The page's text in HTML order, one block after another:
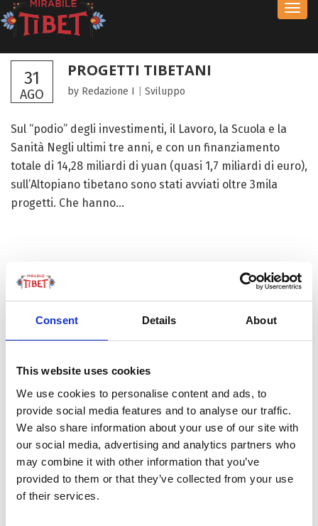
Consent Details About
This website uses cookies
We use cookies to personalise content and ads, to
provide social media features and to analyse our traffic.
We also share information about your use of our site with
our social media, advertising and analytics partners who
may combine it with other information that you’ve
provided to them or that they’ve collected from your use
of their services.
31
AGO
PROGETTI TIBETANI
by Redazione I Sviluppo
Sul “podio” degli investimenti, il Lavoro, la Scuola e la
Sanità Negli ultimi tre anni, e con un finanziamento
totale di 14,28 miliardi di yuan (quasi 1,7 miliardi di euro),
sull’Altopiano tibetano sono stati avviati oltre 3mila
progetti. Che hanno...
FOCUS TIBET
SULLA VETTA DELLO XIZANG, DOVE IL VENTO
SOFFIA LO SPIRITO DI BUDDHA